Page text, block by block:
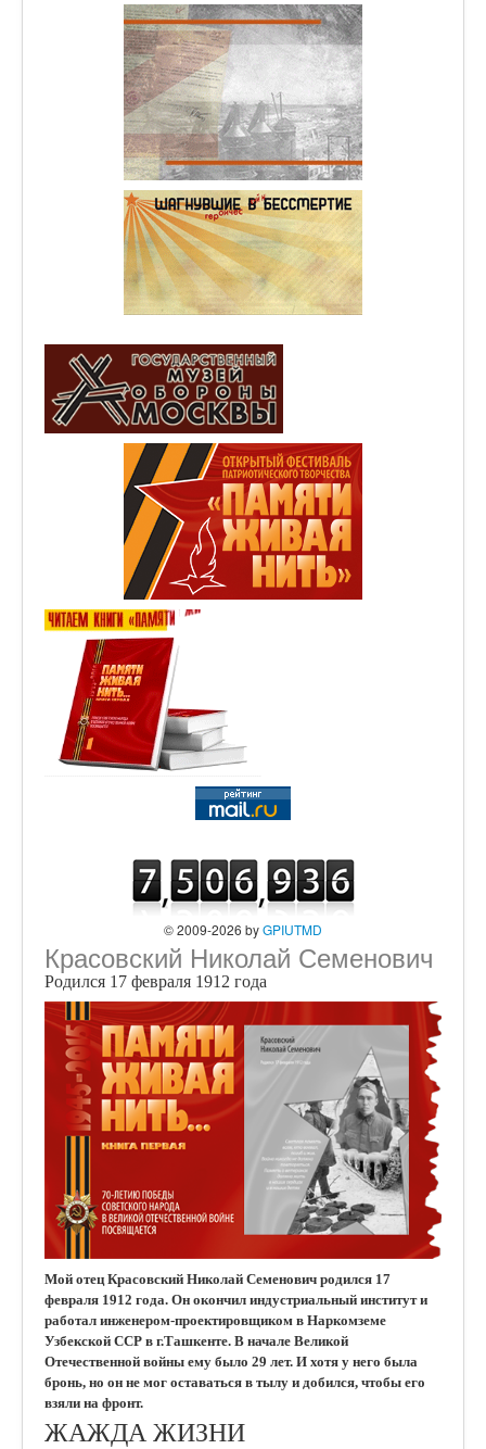
© 2009-2026 byGPIUTMD
Красовский Николай Семенович
Родился 17 февраля 1912 года
Мой отец Красовский Николай Семенович родился 17
февраля 1912 года. Он окончил индустриальный институт и
работал инженером-проектировщиком в Наркомземе
Узбекской ССР в г.Ташкенте. В начале Великой
Отечественной войны ему было 29 лет. И хотя у него была
бронь, но он не мог оставаться в тылу и добился, чтобы его
взяли на фронт.
ЖАЖДА ЖИЗНИ